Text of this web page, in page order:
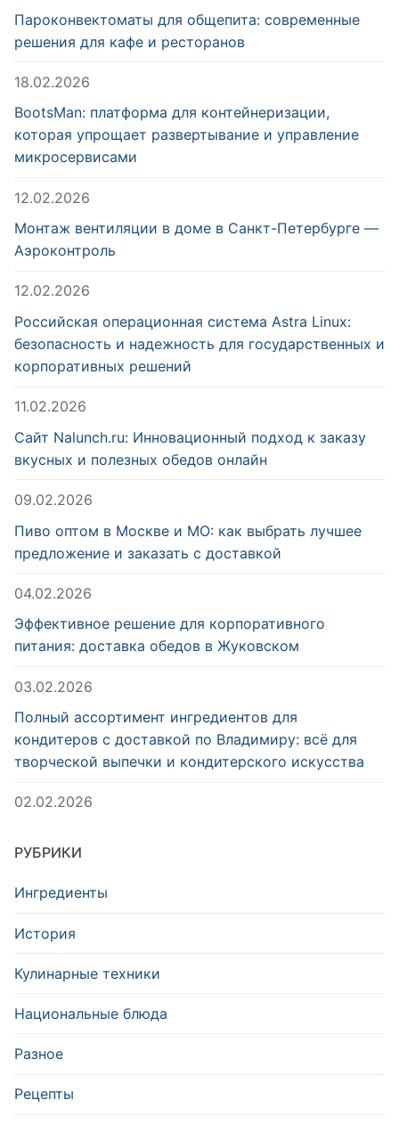
Пароконвектоматы для общепита: современные
решения для кафе и ресторанов
18.02.2026
BootsMan: платформа для контейнеризации,
которая упрощает развертывание и управление
микросервисами
12.02.2026
Монтаж вентиляции в доме в Санкт-Петербурге —
Аэроконтроль
12.02.2026
Российская операционная система Astra Linux:
безопасность и надежность для государственных и
корпоративных решений
11.02.2026
Сайт Nalunch.ru: Инновационный подход к заказу
вкусных и полезных обедов онлайн
09.02.2026
Пиво оптом в Москве и МО: как выбрать лучшее
предложение и заказать с доставкой
04.02.2026
Эффективное решение для корпоративного
питания: доставка обедов в Жуковском
03.02.2026
Полный ассортимент ингредиентов для
кондитеров с доставкой по Владимиру: всё для
творческой выпечки и кондитерского искусства
02.02.2026
РУБРИКИ
Ингредиенты
История
Кулинарные техники
Национальные блюда
Разное
Рецепты